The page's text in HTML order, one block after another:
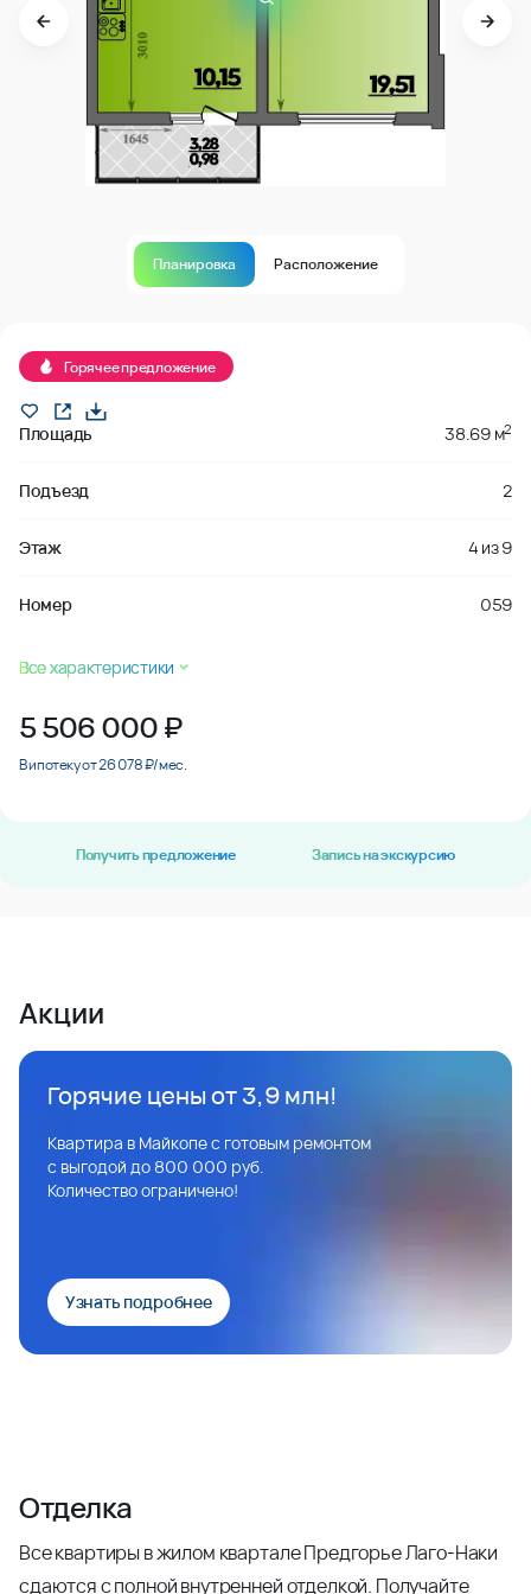
Планировка Расположение
Горячее предложение
Площадь 38.69 м2
Подъезд 2
Этаж 4 из9
Номер 059
Все характеристики
5 506 000₽
В ипотеку от 26 078 ₽/мес.
Получить предложение Запись на экскурсию
Акции
Горячие цены от 3,9 млн!
Квартира в Майкопе с готовым ремонтом
с выгодой до 800 000 руб.
Количество ограничено!
Узнать подробнее
Отделка
Все квартиры в жилом квартале Предгорье Лаго-Наки
сдаются с полной внутренней отделкой. Получайте